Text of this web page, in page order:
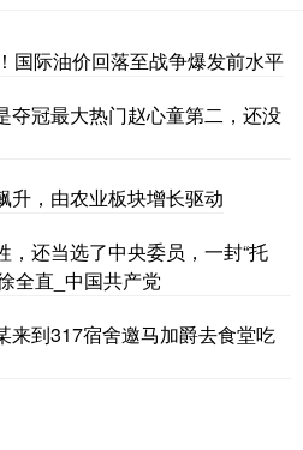
国际油价回落至战争爆发前水平
夺冠最大热门赵心童第二，还没
升，由农业板块增长驱动
还当选了中央委员，一封“托
全直_中国共产党
来到317宿舍邀马加爵去食堂吃